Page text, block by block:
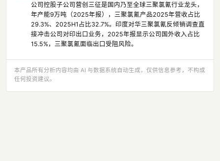
公司控股子公司营创三征是国内乃至全球三聚氯氰行业龙头，
年产能9万吨（2025年报），三聚氯氰产品2025年营收占比
29.3%、2025H1占比32.7%。印度对华三聚氯氰反倾销调查直
接冲击公司对印出口业务，2025年报显示公司国外收入占比
15.5%，三聚氯氰面临出口受阻风险。
本产品所有分析内容均由 AI 与数据系统自动生成，仅供信息参考，不构成
任何投资建议。